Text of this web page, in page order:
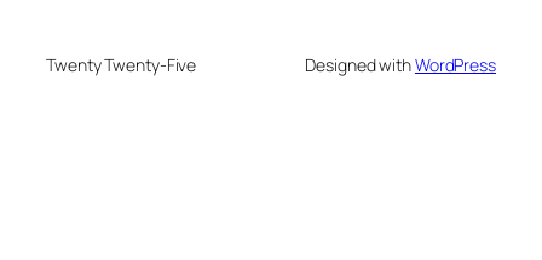
Twenty Twenty-Five Designed withWordPress